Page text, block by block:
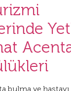
bulma ve